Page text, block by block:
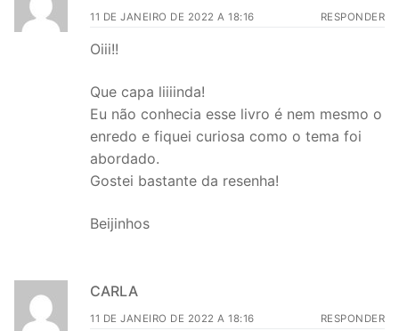
11 DE JANEIRO DE 2022 A 18:16 RESPONDER
Oiii!!
Que capa liiiinda!
Eu não conhecia esse livro é nem mesmo o
enredo e fiquei curiosa como o tema foi
abordado.
Gostei bastante da resenha!
Beijinhos
CARLA
11 DE JANEIRO DE 2022 A 18:16 RESPONDER